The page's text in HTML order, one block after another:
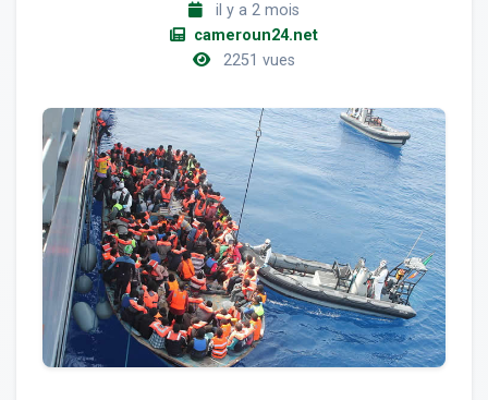
il y a 2 mois
cameroun24.net
2251 vues